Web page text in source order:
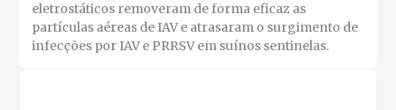
eletrostáticos removeram de forma eficaz as
partículas aéreas de IAV e atrasaram o surgimento de
infecções por IAV e PRRSV em suínos sentinelas.